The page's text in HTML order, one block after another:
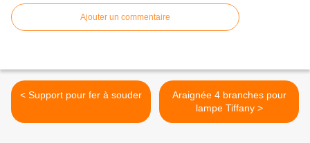
Ajouter un commentaire
< Support pour fer à souder
Araignée 4 branches pour
lampe Tiffany >